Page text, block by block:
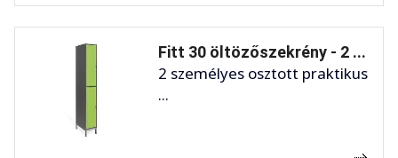
Fitt 30 öltözőszekrény - 2 ...
2 személyes osztott praktikus
...